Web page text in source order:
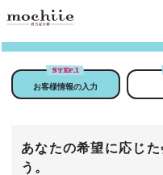
STEP.1
お客様情報の入力
あなたの希望に応じ
う。